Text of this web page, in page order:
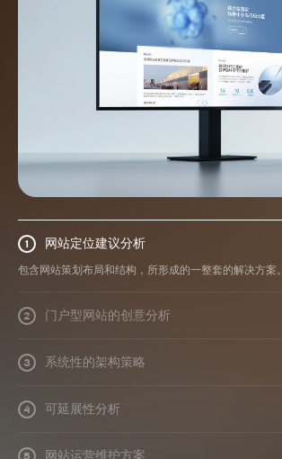
1 网站定位建议分析
包含网站策划布局和结构，所形成的一整套的解决方案。
2 门户型网站的创意分析
3 系统性的架构策略
4 可延展性分析
网站运营维护方案